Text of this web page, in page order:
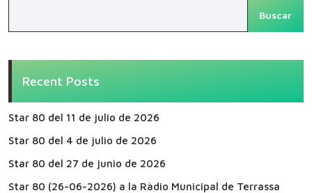
Buscar
Recent Posts
Star 80 del 11 de julio de 2026
Star 80 del 4 de julio de 2026
Star 80 del 27 de junio de 2026
Star 80 (26-06-2026) a la Ràdio Municipal de Terrassa